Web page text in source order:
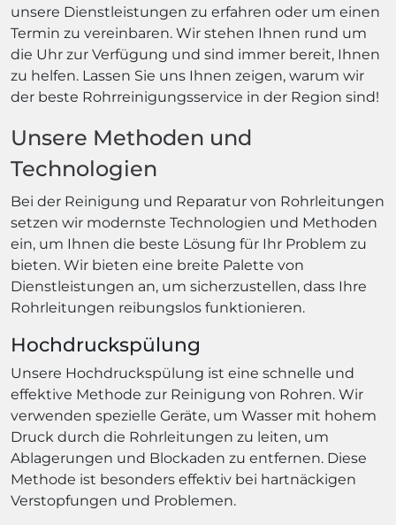
unsere Dienstleistungen zu erfahren oder um einen
Termin zu vereinbaren. Wir stehen Ihnen rund um
die Uhr zur Verfügung und sind immer bereit, Ihnen
zu helfen. Lassen Sie uns Ihnen zeigen, warum wir
der beste Rohrreinigungsservice in der Region sind!
Unsere Methoden und
Technologien
Bei der Reinigung und Reparatur von Rohrleitungen
setzen wir modernste Technologien und Methoden
ein, um Ihnen die beste Lösung für Ihr Problem zu
bieten. Wir bieten eine breite Palette von
Dienstleistungen an, um sicherzustellen, dass Ihre
Rohrleitungen reibungslos funktionieren.
Hochdruckspülung
Unsere Hochdruckspülung ist eine schnelle und
effektive Methode zur Reinigung von Rohren. Wir
verwenden spezielle Geräte, um Wasser mit hohem
Druck durch die Rohrleitungen zu leiten, um
Ablagerungen und Blockaden zu entfernen. Diese
Methode ist besonders effektiv bei hartnäckigen
Verstopfungen und Problemen.